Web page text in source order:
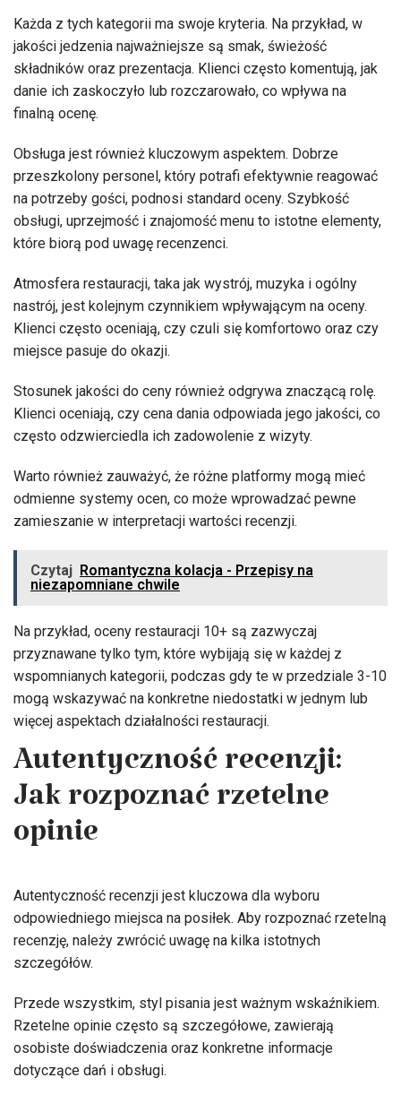
Każda z tych kategorii ma swoje kryteria. Na przykład, w
jakości jedzenia najważniejsze są smak, świeżość
składników oraz prezentacja. Klienci często komentują, jak
danie ich zaskoczyło lub rozczarowało, co wpływa na
finalną ocenę.
Obsługa jest również kluczowym aspektem. Dobrze
przeszkolony personel, który potrafi efektywnie reagować
na potrzeby gości, podnosi standard oceny. Szybkość
obsługi, uprzejmość i znajomość menu to istotne elementy,
które biorą pod uwagę recenzenci.
Atmosfera restauracji, taka jak wystrój, muzyka i ogólny
nastrój, jest kolejnym czynnikiem wpływającym na oceny.
Klienci często oceniają, czy czuli się komfortowo oraz czy
miejsce pasuje do okazji.
Stosunek jakości do ceny również odgrywa znaczącą rolę.
Klienci oceniają, czy cena dania odpowiada jego jakości, co
często odzwierciedla ich zadowolenie z wizyty.
Warto również zauważyć, że różne platformy mogą mieć
odmienne systemy ocen, co może wprowadzać pewne
zamieszanie w interpretacji wartości recenzji.
Czytaj Romantyczna kolacja - Przepisy na
niezapomniane chwile
Na przykład, oceny restauracji 10+ są zazwyczaj
przyznawane tylko tym, które wybijają się w każdej z
wspomnianych kategorii, podczas gdy te w przedziale 3-10
mogą wskazywać na konkretne niedostatki w jednym lub
więcej aspektach działalności restauracji.
Autentyczność recenzji:
Jak rozpoznać rzetelne
opinie
Autentyczność recenzji jest kluczowa dla wyboru
odpowiedniego miejsca na posiłek. Aby rozpoznać rzetelną
recenzję, należy zwrócić uwagę na kilka istotnych
szczegółów.
Przede wszystkim, styl pisania jest ważnym wskaźnikiem.
Rzetelne opinie często są szczegółowe, zawierają
osobiste doświadczenia oraz konkretne informacje
dotyczące dań i obsługi.